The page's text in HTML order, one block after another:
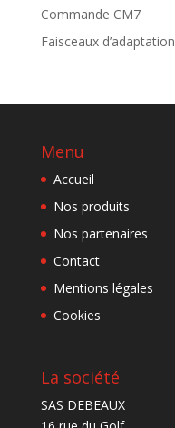
Commande CM7
Faisceaux d’adaptation
Menu
Accueil
Nos produits
Nos partenaires
Contact
Mentions légales
Cookies
La société
SAS DEBEAUX